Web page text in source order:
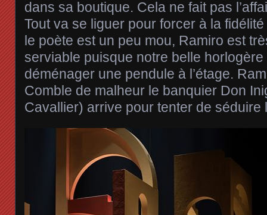
dans sa boutique. Cela ne fait pas
Tout va se liguer pour forcer à la
le poète est un peu mou, Ramiro est
serviable puisque notre belle
déménager une pendule à l’étage.
Comble de malheur le banquier Don
Cavallier) arrive pour tenter de séduire